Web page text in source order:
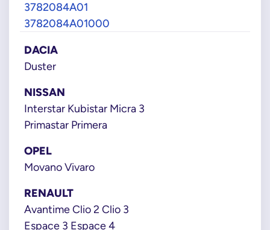
3782084A01
3782084A01000
DACIA
Duster
NISSAN
Interstar Kubistar Micra 3
Primastar Primera
OPEL
Movano Vivaro
RENAULT
Avantime Clio 2 Clio 3
Espace 3 Espace 4